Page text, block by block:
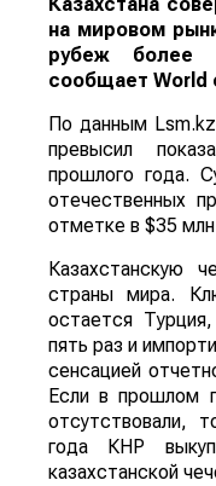
Казахстана
на мировом
рубеж более
сообщает World
По данным
превысил
прошлого года.
отечественных
отметке в $35
Казахстанскую
страны мира.
остается
пять раз и
сенсацией
Если в прошлом
отсутствовали,
года КНР
казахстанской